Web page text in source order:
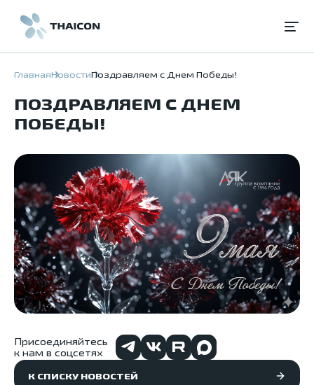
ГлавнаяНовостиПоздравляем с Днем Победы!
ПОЗДРАВЛЯЕМ С ДНЕМ
ПОБЕДЫ!
К СПИСКУ НОВОСТЕЙ
Присоединяйтесь
к нам в соцсетях